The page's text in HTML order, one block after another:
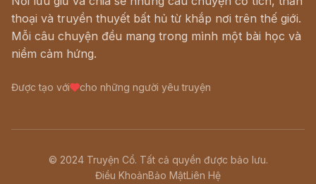
thoại và truyền thuyết bất hủ từ khắp nơi trên thế giới.
Mỗi câu chuyện đều mang trong mình một bài học và
niềm cảm hứng.
Được tạo với cho những người yêu truyện
© 2024 Truyện Cổ. Tất cả quyền được bảo lưu.
Điều KhoảnBảo MậtLiên Hệ